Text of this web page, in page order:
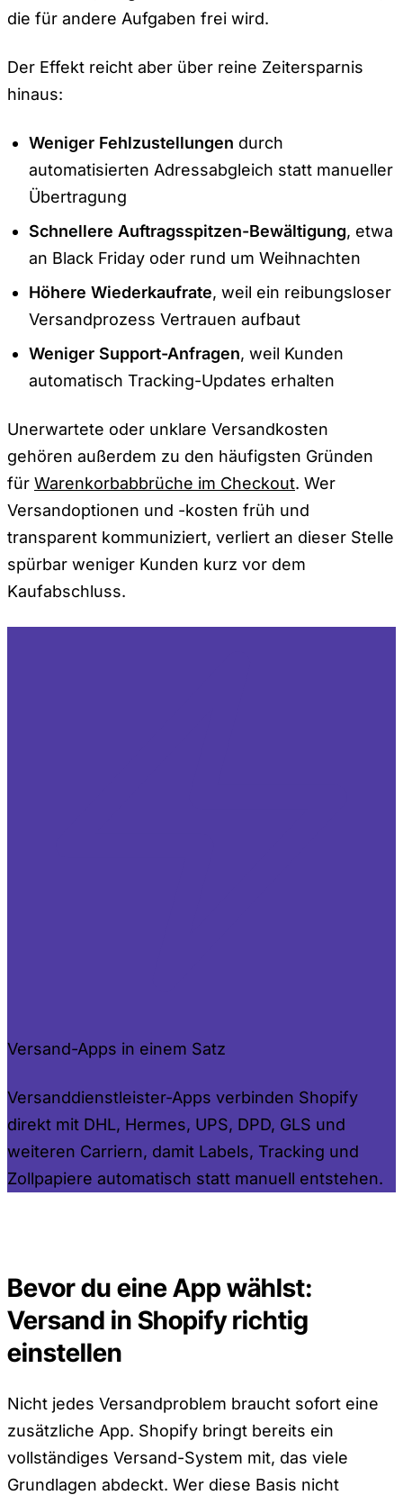
die für andere Aufgaben frei wird.
Der Effekt reicht aber über reine Zeitersparnis
hinaus:
Weniger Fehlzustellungen durch
automatisierten Adressabgleich statt manueller
Übertragung
Schnellere Auftragsspitzen-Bewältigung, etwa
an Black Friday oder rund um Weihnachten
Höhere Wiederkaufrate, weil ein reibungsloser
Versandprozess Vertrauen aufbaut
Weniger Support-Anfragen, weil Kunden
automatisch Tracking-Updates erhalten
Unerwartete oder unklare Versandkosten
gehören außerdem zu den häufigsten Gründen
für Warenkorbabbrüche im Checkout. Wer
Versandoptionen und -kosten früh und
transparent kommuniziert, verliert an dieser Stelle
spürbar weniger Kunden kurz vor dem
Kaufabschluss.
Versand-Apps in einem Satz
Versanddienstleister-Apps verbinden Shopify
direkt mit DHL, Hermes, UPS, DPD, GLS und
weiteren Carriern, damit Labels, Tracking und
Zollpapiere automatisch statt manuell entstehen.
Bevor du eine App wählst:
Versand in Shopify richtig
einstellen
Nicht jedes Versandproblem braucht sofort eine
zusätzliche App. Shopify bringt bereits ein
vollständiges Versand-System mit, das viele
Grundlagen abdeckt. Wer diese Basis nicht